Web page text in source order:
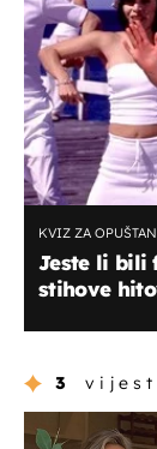
KVIZ ZA
Jeste li bili
stihove
3